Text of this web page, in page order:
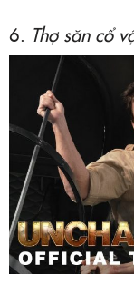
6. Thợ săn cổ